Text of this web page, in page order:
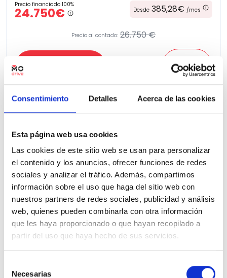
Consentimiento Detalles Acerca de las cookies
Esta página web usa cookies
Las cookies de este sitio web se usan para personalizar
el contenido y los anuncios, ofrecer funciones de redes
sociales y analizar el tráfico. Además, compartimos
información sobre el uso que haga del sitio web con
nuestros partners de redes sociales, publicidad y análisis
web, quienes pueden combinarla con otra información
que les haya proporcionado o que hayan recopilado a
partir del uso que haya hecho de sus servicios.
Necesarias
Precio financiado 100%
24.750€ Desde 385,28€ /mes
Precio al contado: 26.750 €